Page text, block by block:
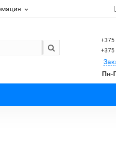
+375
+375
Пн-